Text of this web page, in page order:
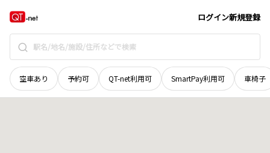
ログイン新規登録
空車あり 予約可 QT-net利用可 SmartPay利用可 車椅子
群馬県